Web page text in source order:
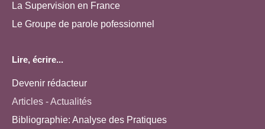
La Supervision en France
Le Groupe de parole pofessionnel
Lire, écrire...
Devenir rédacteur
Articles - Actualités
Bibliographie: Analyse des Pratiques